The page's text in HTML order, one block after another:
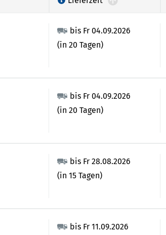
bis Fr 04.09.2026
(in 20 Tagen)
bis Fr 04.09.2026
(in 20 Tagen)
bis Fr 28.08.2026
(in 15 Tagen)
bis Fr 11.09.2026